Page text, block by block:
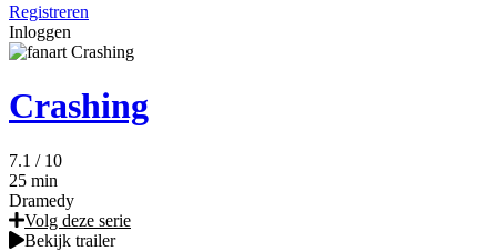
Registreren
Inloggen
Crashing
7.1 / 10
25 min
Dramedy
Volg deze serie
Bekijk trailer